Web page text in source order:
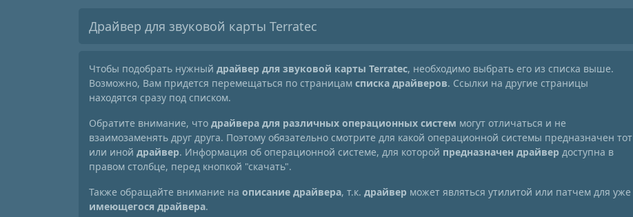
Драйвер для звуковой карты Terratec
Чтобы подобрать нужный драйвер для звуковой карты Terratec, необходимо выбрать его из списка выше.
Возможно, Вам придется перемещаться по страницам списка драйверов. Ссылки на другие страницы
находятся сразу под списком.
Обратите внимание, что драйвера для различных операционных систем могут отличаться и не
взаимозаменять друг друга. Поэтому обязательно смотрите для какой операционной системы предназначен тот
или иной драйвер. Информация об операционной системе, для которой предназначен драйвер доступна в
правом столбце, перед кнопкой "скачать".
Также обращайте внимание на описание драйвера, т.к. драйвер может являться утилитой или патчем для уже
имеющегося драйвера.